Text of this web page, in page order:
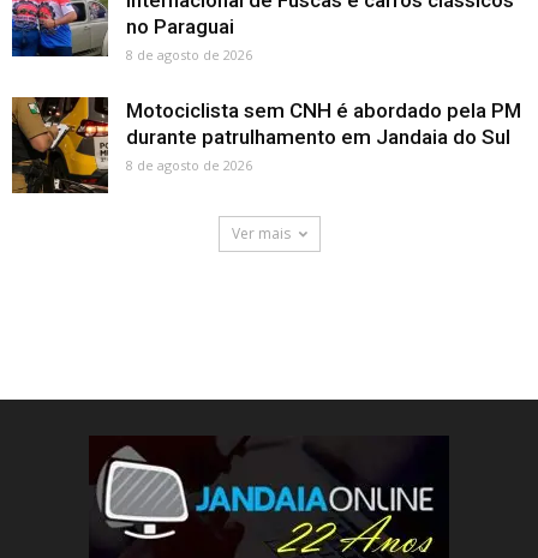
no Paraguai
8 de agosto de 2026
Motociclista sem CNH é abordado pela PM
durante patrulhamento em Jandaia do Sul
8 de agosto de 2026
Ver mais